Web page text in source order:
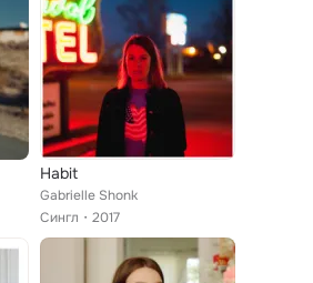
Habit
Gabrielle Shonk
Сингл
2017